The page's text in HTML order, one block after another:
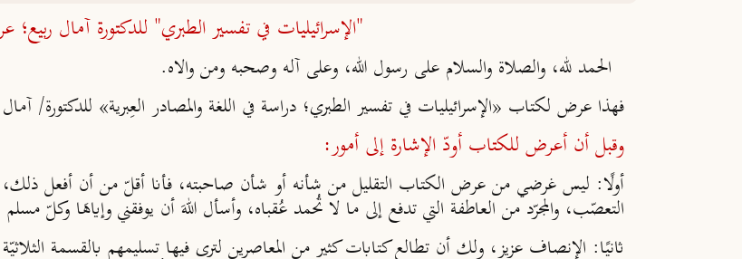
"الإسرائيليات في تفسير الطبري" للدكتورة آمال ربيع؛
الحمد لله، والصلاة والسلام على رسول الله، وعلى آله وصحبه ومن والاه.
فهذا عرض لكتاب «الإسرائيليات في تفسير الطبري؛ دراسة في اللغة والمصادر العِبرية» للدكتورة/
وقبل أن أعرض للكتاب أودّ الإشارة إلى أمور:
أولًا: ليس غرضي من عرض الكتاب التقليل من شأنه أو شأن صاحبته، فأنا أقلّ من أن أفعل ذلك،
التعصّب، والمجرّد من العاطفة التي تدفع إلى ما لا تُحمد عُقباه، وأسأل اللهَ أن يوفقني وإياهَا وكلّ
ثانيًا: الإنصاف عزيز، ولك أن تطالع كتابات كثيرٍ من المعاصرين لترى فيها تسليمهم بالقسمة